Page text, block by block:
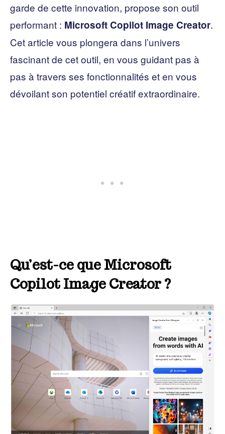
garde de cette innovation, propose son outil
performant : Microsoft Copilot Image Creator.
Cet article vous plongera dans l’univers
fascinant de cet outil, en vous guidant pas à
pas à travers ses fonctionnalités et en vous
dévoilant son potentiel créatif extraordinaire.
Qu’est-ce que Microsoft
Copilot Image Creator ?